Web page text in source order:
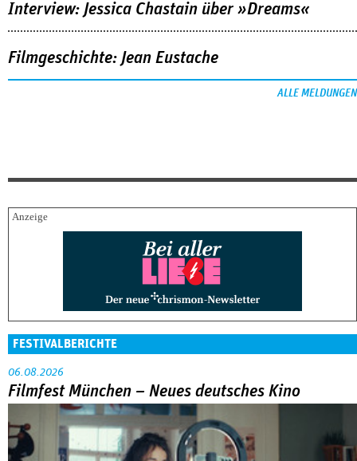
Interview: Jessica Chastain über »Dreams«
Filmgeschichte: Jean Eustache
ALLE MELDUNGEN
FESTIVALBERICHTE
06.08.2026
Filmfest München – Neues deutsches Kino